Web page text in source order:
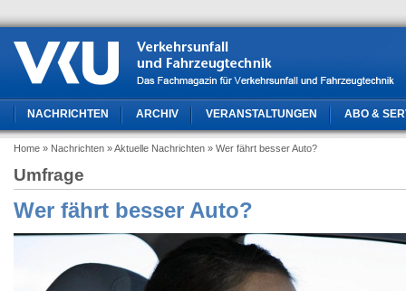
NACHRICHTEN ARCHIV VERANSTALTUNGEN ABO &
Home » Nachrichten » Aktuelle Nachrichten » Wer fährt besser Auto?
Umfrage
Wer fährt besser Auto?